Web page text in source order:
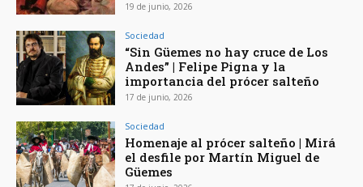
19 de junio, 2026
Sociedad
“Sin Güemes no hay cruce de Los
Andes” | Felipe Pigna y la
importancia del prócer salteño
17 de junio, 2026
Sociedad
Homenaje al prócer salteño | Mirá
el desfile por Martín Miguel de
Güemes